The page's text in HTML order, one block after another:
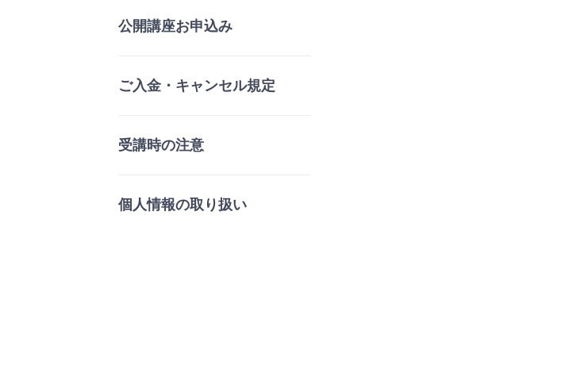
公開講座お申込み
ご入金・キャンセル規定
受講時の注意
個人情報の取り扱い